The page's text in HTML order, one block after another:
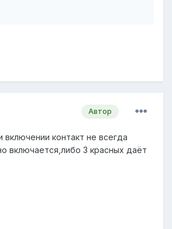
Автор
контакт не всегда
включается,либо 3 красных даёт